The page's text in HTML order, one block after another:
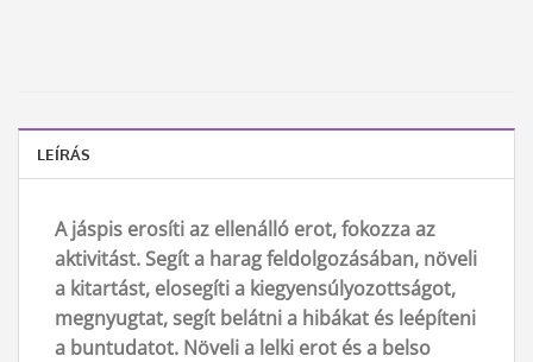
LEÍRÁS
A jáspis erosíti az ellenálló erot, fokozza az
aktivitást. Segít a harag feldolgozásában, növeli
a kitartást, elosegíti a kiegyensúlyozottságot,
megnyugtat, segít belátni a hibákat és leépíteni
a buntudatot. Növeli a lelki erot és a belso